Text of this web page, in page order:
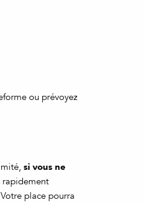
ou prévoyez
si vous ne
rapidement
place pourra